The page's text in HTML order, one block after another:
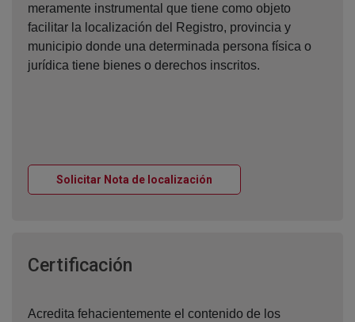
meramente instrumental que tiene como objeto
facilitar la localización del Registro, provincia y
municipio donde una determinada persona física o
jurídica tiene bienes o derechos inscritos.
Solicitar Nota de localización
Certificación
Acredita fehacientemente el contenido de los